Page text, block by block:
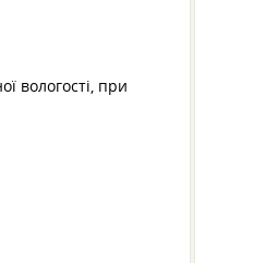
вологості, при